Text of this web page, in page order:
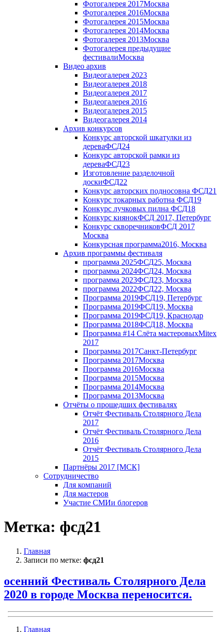
Фотогалерея 2017Москва
Фотогалерея 2016Москва
Фотогалерея 2015Москва
Фотогалерея 2014Москва
Фотогалерея 2013Москва
Фотогалерея предыдущие
фестивалиМосква
Видео архив
Видеогалерея 2023
Видеогалерея 2018
Видеогалерея 2017
Видеогалерея 2016
Видеогалерея 2015
Видеогалерея 2014
Архив конкурсов
Конкурс авторской шкатулки из
дереваФСД24
Конкурс авторской рамки из
дереваФСД23
Изготовление разделочной
доскиФСД22
Конкурс авторских подносовна ФСД21
Конкурс токарных работна ФСД19
Конкурс лучковых пилна ФСД18
Конкурс киянокФСД 2017, Петербург
Конкурс скворечниковФСД 2017
Москва
Конкурсная программа2016, Москва
Архив программы фестиваля
программа 2025ФСД25, Москва
программа 2024ФСД24, Москва
программа 2023ФСД23, Москва
программа 2022ФСД22, Москва
Программа 2019ФСД19, Петербург
Программа 2019ФСД19, Москва
Программа 2019ФСД19, Краснодар
Программа 2018ФСД18, Москва
Программа #14 Слёта мастеровыхMitex
2017
Программа 2017Санкт-Петербург
Программа 2017Москва
Программа 2016Москва
Программа 2015Москва
Программа 2014Москва
Программа 2013Москва
Отчёты о прошедших фестивалях
Отчёт Фестиваль Столярного Дела
2017
Отчёт Фестиваль Столярного Дела
2016
Отчёт Фестиваль Столярного Дела
2015
Партнёры 2017 [МСК]
Сотрудничество
Для компаний
Для мастеров
Участие СМИи блогеров
Метка: фсд21
Главная
Записи по метке: фсд21
осенний Фестиваль Столярного Дела
2020 в городе Москва переносится.
Главная